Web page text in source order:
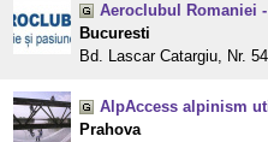
Aeroclubul Romaniei
Bucuresti
Bd. Lascar Catargiu, Nr.
AlpAccess alpinism
Prahova